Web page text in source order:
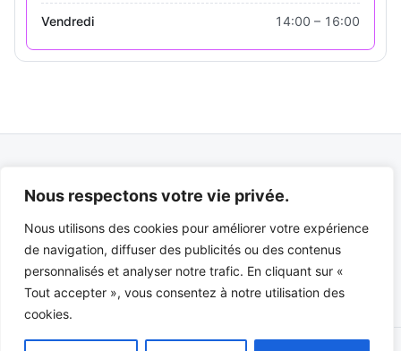
Nous respectons votre vie privée.
Nous utilisons des cookies pour améliorer votre expérience
de navigation, diffuser des publicités ou des contenus
personnalisés et analyser notre trafic. En cliquant sur «
Tout accepter », vous consentez à notre utilisation des
cookies.
Vendredi 14:00 – 16:00
Suivez-nous sur